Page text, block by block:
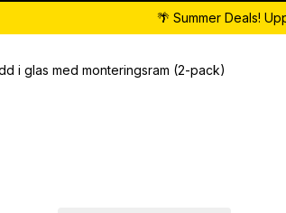
🌴 Summer Deals!
i glas med monteringsram (2-pack)